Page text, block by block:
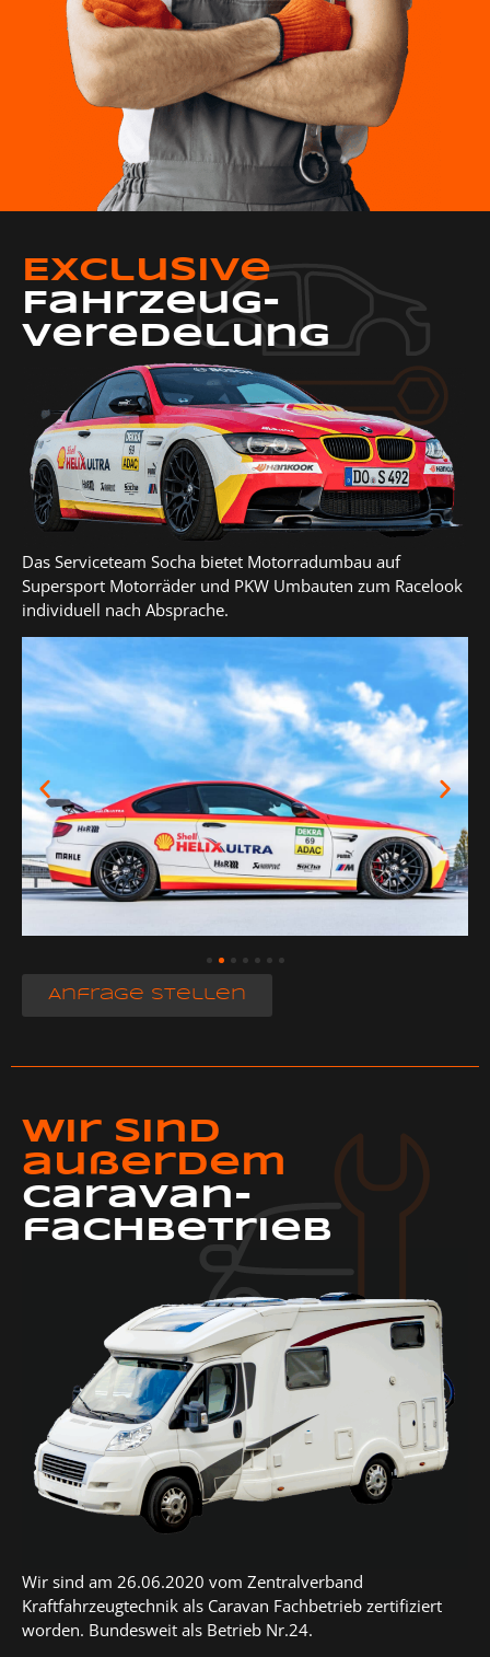
Exclusive
Fahrzeug-
Veredelung
Das Serviceteam Socha bietet Motorradumbau auf
Supersport Motorräder und PKW Umbauten zum Racelook
individuell nach Absprache.
Anfrage stellen
Wir sind am 26.06.2020 vom Zentralverband
Kraftfahrzeugtechnik als Caravan Fachbetrieb zertifiziert
worden. Bundesweit als Betrieb Nr.24.
Wir sind
außerdem
Caravan-
fachbetrieb